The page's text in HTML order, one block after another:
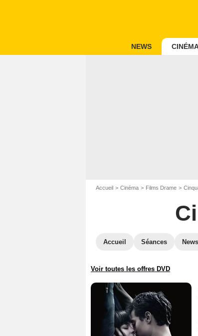
NEWS
Accueil Cinéma Films Drame
Accueil Séances News
Voir toutes les offres DVD